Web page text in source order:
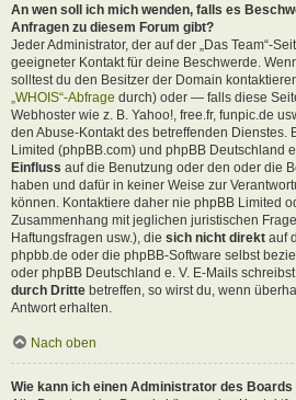
An wen soll ich mich wenden, falls es
Anfragen zu diesem Forum gibt?
Jeder Administrator, der auf der „Das Team“-
geeigneter Kontakt für deine Beschwerde.
solltest du den Besitzer der Domain
„WHOIS“-Abfrage durch) oder — falls diese
Webhoster wie z. B. Yahoo!, free.fr, funpic.de
den Abuse-Kontakt des betreffenden Dienstes.
Limited (phpBB.com) und phpBB Deutschland
Einfluss auf die Benutzung oder den oder die
haben und dafür in keiner Weise zur
können. Kontaktiere daher nie phpBB Limited
Zusammenhang mit jeglichen juristischen
Haftungsfragen usw.), die sich nicht direkt auf
phpbb.de oder die phpBB-Software selbst
oder phpBB Deutschland e. V. E-Mails
durch Dritte betreffen, so wirst du, wenn
Antwort erhalten.
Nach oben
Wie kann ich einen Administrator des